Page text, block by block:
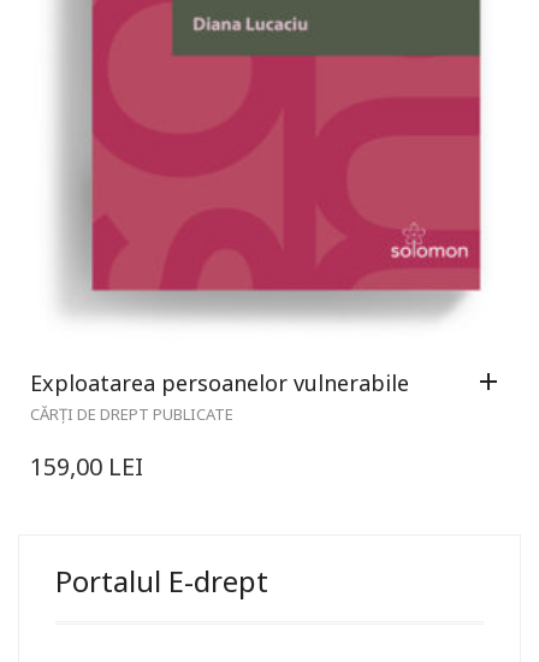
Exploatarea persoanelor vulnerabile
CĂRȚI DE DREPT PUBLICATE
159,00 LEI
Portalul E-drept